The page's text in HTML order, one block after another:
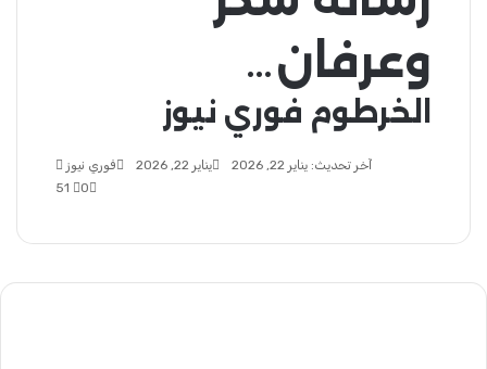
وعرفان…
الخرطوم فوري نيوز
فوري نيوز يناير 22, 2026
آخر تحديث: يناير 22, 2026
0